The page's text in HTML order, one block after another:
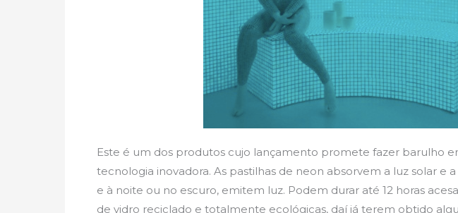
Este é um dos produtos cujo lançamento promete fazer barulho
tecnologia inovadora. As pastilhas de neon absorvem a luz solar e
e à noite ou no escuro, emitem luz. Podem durar até 12 horas
de vidro reciclado e totalmente ecológicas, daí já terem obtido